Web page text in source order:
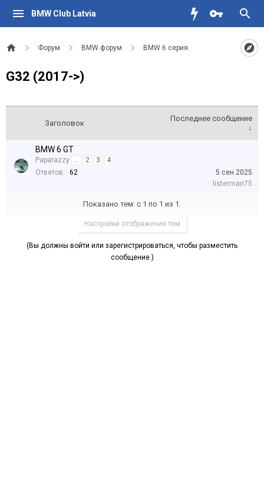
BMW Club Latvia
Форум BMW форум BMW 6 серия
G32 (2017->)
Заголовок
Последнее сообщение
↓
BMW 6 GT
Paparazzy ... 2 3
4
Ответов:
62
5 сен 2025
listerman75
Показано тем: с 1 по 1 из 1.
Настройки отображения тем
(Вы должны войти или зарегистрироваться, чтобы разместить
сообщение.)